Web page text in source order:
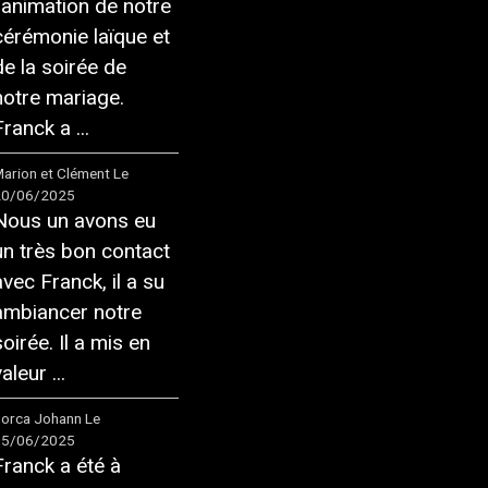
de notre
laïque et
la soirée de
mariage.
a ...
et Clément Le
06/2025
un avons eu
très bon contact
Franck, il a su
notre
Il a mis en
...
Johann Le
06/2025
a été à